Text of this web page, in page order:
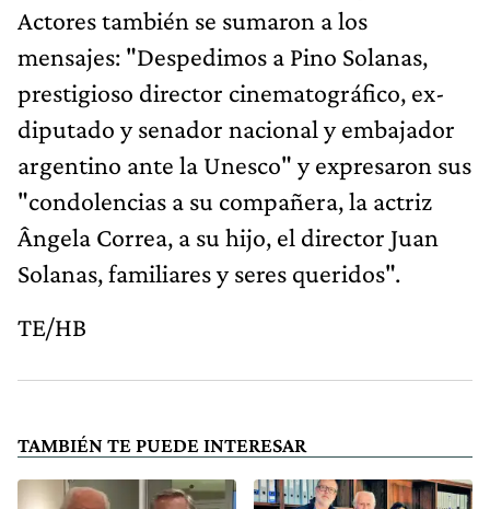
Actores también se sumaron a los
mensajes: "Despedimos a Pino Solanas,
prestigioso director cinematográfico, ex-
diputado y senador nacional y embajador
argentino ante la Unesco" y expresaron sus
"condolencias a su compañera, la actriz
Ângela Correa, a su hijo, el director Juan
Solanas, familiares y seres queridos".
TE/HB
TAMBIÉN TE PUEDE INTERESAR